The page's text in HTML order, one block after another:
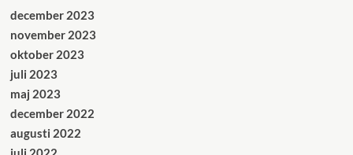
december 2023
november 2023
oktober 2023
juli 2023
maj 2023
december 2022
augusti 2022